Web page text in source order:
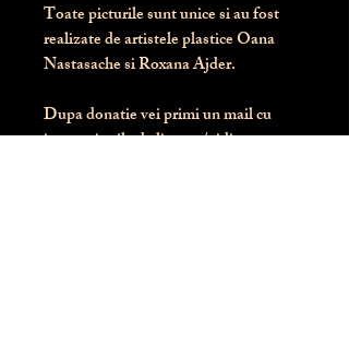
Toate picturile sunt unice si au fost
realizate de artistele plastice Oana
Nastasache si Roxana Ajder.
Dupa donatie vei primi un mail cu
instructiunile de livrare / ridicare.